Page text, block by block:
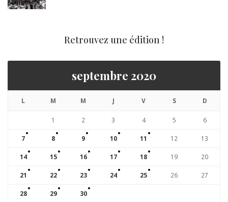
Retrouvez une édition !
septembre 2020
L M M J V S D
1 2 3 4 5 6
7 8 9 10 11 12 13
14 15 16 17 18 19 20
21 22 23 24 25 26 27
28 29 30